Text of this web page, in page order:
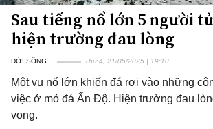
Sau tiếng nổ lớn 5 người
hiện trường đau lòng
ĐỜI SỐNG Thứ 4, 21/05/2025 | 19:10
Một vụ nổ lớn khiến đá rơi vào những
việc ở mỏ đá Ấn Độ. Hiện trường đau
vong.